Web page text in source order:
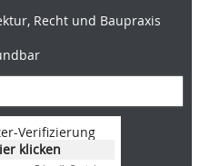
Recht und Baupraxis
Verifizierung
klicken